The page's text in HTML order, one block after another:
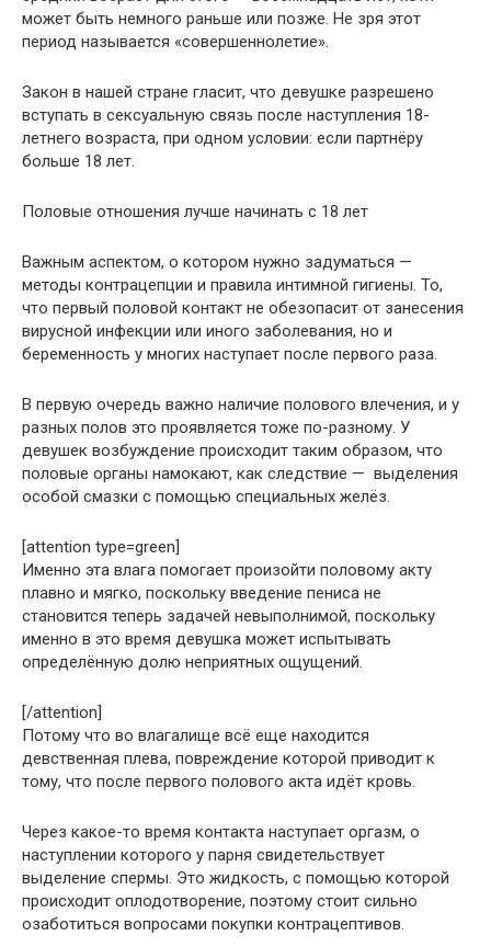
может быть немного раньше или позже. Не зря этот
период называется «совершеннолетие».
Закон в нашей стране гласит, что девушке разрешено
вступать в сексуальную связь после наступления 18-
летнего возраста, при одном условии: если партнёру
больше 18 лет.
Половые отношения лучше начинать с 18 лет
Важным аспектом, о котором нужно задуматься —
методы контрацепции и правила интимной гигиены. То,
что первый половой контакт не обезопасит от занесения
вирусной инфекции или иного заболевания, но и
беременность у многих наступает после первого раза.
В первую очередь важно наличие полового влечения, и у
разных полов это проявляется тоже по-разному. У
девушек возбуждение происходит таким образом, что
половые органы намокают, как следствие — выделения
особой смазки с помощью специальных желёз.
[attention type=green]
Именно эта влага помогает произойти половому акту
плавно и мягко, поскольку введение пениса не
становится теперь задачей невыполнимой, поскольку
именно в это время девушка может испытывать
определённую долю неприятных ощущений.
[/attention]
Потому что во влагалище всё еще находится
девственная плева, повреждение которой приводит к
тому, что после первого полового акта идёт кровь.
Через какое-то время контакта наступает оргазм, о
наступлении которого у парня свидетельствует
выделение спермы. Это жидкость, с помощью которой
происходит оплодотворение, поэтому стоит сильно
озаботиться вопросами покупки контрацептивов.